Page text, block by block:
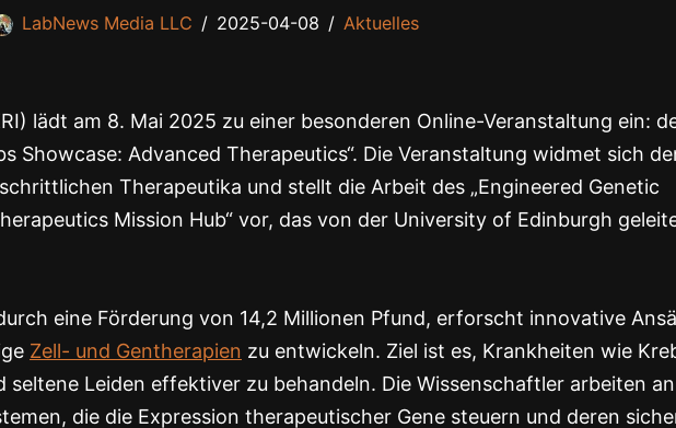
LabNews Media LLC 2025-04-08 Aktuelles
lädt am 8. Mai 2025 zu einer besonderen Online-Veranstaltung ein:
Showcase: Advanced Therapeutics“. Die Veranstaltung widmet sich
Therapeutika und stellt die Arbeit des „Engineered Genetic
Mission Hub“ vor, das von der University of Edinburgh
eine Förderung von 14,2 Millionen Pfund, erforscht innovative
Zell- und Gentherapien zu entwickeln. Ziel ist es, Krankheiten wie
seltene Leiden effektiver zu behandeln. Die Wissenschaftler arbeiten an
die die Expression therapeutischer Gene steuern und deren